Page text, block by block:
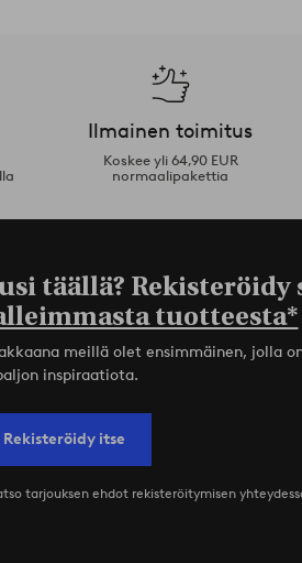
Ilmainen toimitus
Koskee yli 64,90 EUR
normaalipakettia
täällä? Rekisteröidy
tuotteesta*
meillä olet ensimmäinen, jolla
inspiraatiota.
Rekisteröidy itse
tarjouksen ehdot rekisteröitymisen